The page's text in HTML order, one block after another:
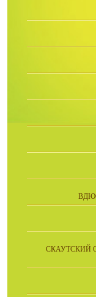
СКАУТСКИЙ